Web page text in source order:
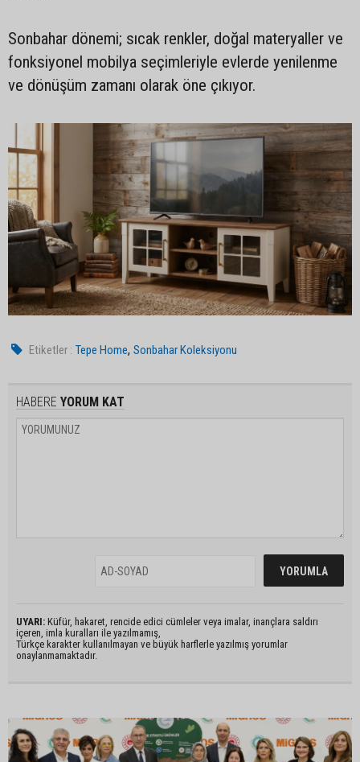
Sonbahar dönemi; sıcak renkler, doğal materyaller ve
fonksiyonel mobilya seçimleriyle evlerde yenilenme
ve dönüşüm zamanı olarak öne çıkıyor.
Etiketler : Tepe Home,Sonbahar Koleksiyonu
HABERE YORUM KAT
UYARI: Küfür, hakaret, rencide edici cümleler veya imalar, inançlara saldırı
içeren, imla kuralları ile yazılmamış,
Türkçe karakter kullanılmayan ve büyük harflerle yazılmış yorumlar
onaylanmamaktadır.